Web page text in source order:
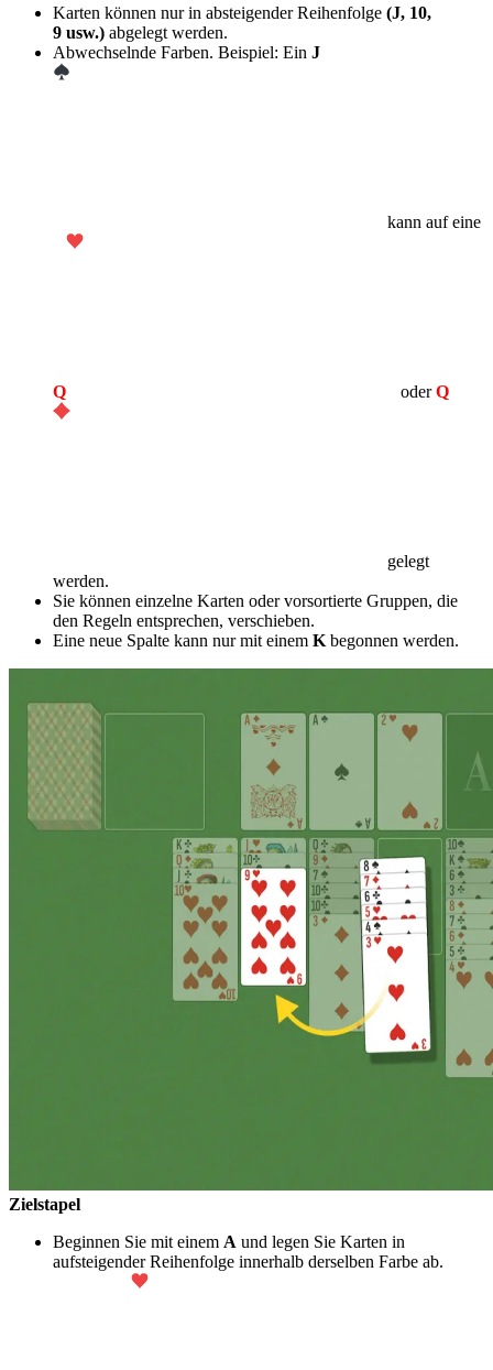
Karten können nur in absteigender Reihenfolge (J, 10,
9 usw.) abgelegt werden.
Abwechselnde Farben. Beispiel: Ein J
kann auf eine
Q oderQ
gelegt
werden.
Sie können einzelne Karten oder vorsortierte Gruppen, die
den Regeln entsprechen, verschieben.
Eine neue Spalte kann nur mit einem K begonnen werden.
Zielstapel
Beginnen Sie mit einem A und legen Sie Karten in
aufsteigender Reihenfolge innerhalb derselben Farbe ab.